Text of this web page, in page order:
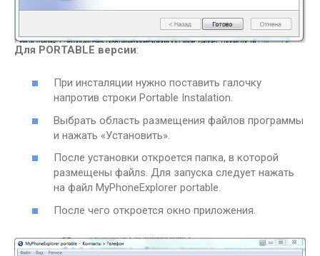
Для PORTABLE версии:
При инсталяции нужно поставить галочку
напротив строки Portable Instalation.
Выбрать область размещения файлов программы
и нажать «Установить».
После установки откроется папка, в которой
размещены файлs. Для запуска следует нажать
на файл MyPhoneExplorer portable.
После чего откроется окно приложения.